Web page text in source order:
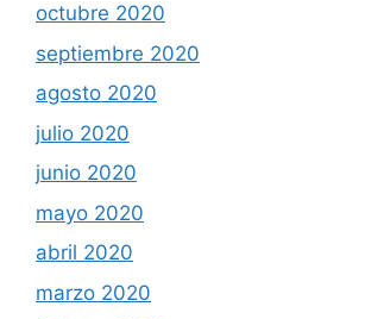
octubre 2020
septiembre 2020
agosto 2020
julio 2020
junio 2020
mayo 2020
abril 2020
marzo 2020